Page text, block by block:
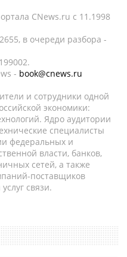
CNews.ru c 11.1998
в очереди разбора -
- book@cnews.ru
и сотрудники одной
экономики:
Ядро аудитории
специалисты
федеральных и
власти, банков,
сетей, а также
поставщиков
связи.